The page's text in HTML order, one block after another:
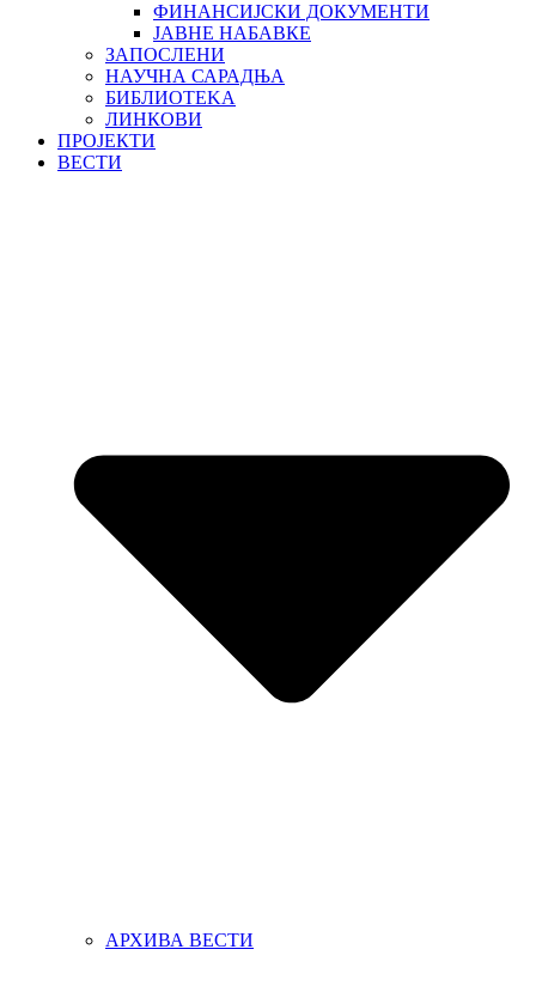
ФИНАНСИЈСКИ ДОКУМЕНТИ
ЈАВНЕ НАБАВКЕ
ЗАПОСЛЕНИ
НАУЧНА САРАДЊА
БИБЛИОТЕKА
ЛИНКОВИ
ПРОЈЕКТИ
ВЕСТИ
АРХИВА ВЕСТИ